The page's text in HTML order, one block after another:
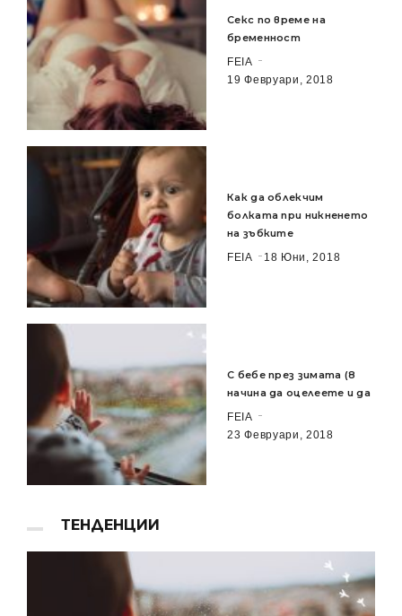
Секс по време на
бременност
FEIA
19 Февруари, 2018
Как да облекчим
болката при никненето
на зъбките
FEIA
18 Юни, 2018
С бебе през зимата (8
начина да оцелеете и да
FEIA
23 Февруари, 2018
ТЕНДЕНЦИИ